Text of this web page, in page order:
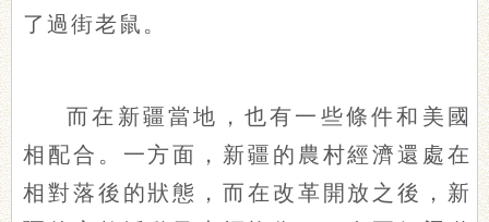
了過街老鼠。
而在新疆當地，也有一些條件和美國
相配合。一方面，新疆的農村經濟還處在
相對落後的狀態，而在改革開放之後，新